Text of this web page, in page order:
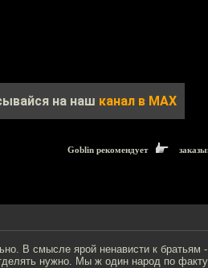
на наш канал в MAX
Goblin рекомендует
В смысле ярой ненависти к братьям
нужно. Мы ж один народ по